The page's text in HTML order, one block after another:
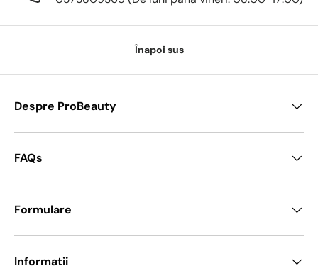
Înapoi sus
Despre ProBeauty
FAQs
Formulare
Informatii